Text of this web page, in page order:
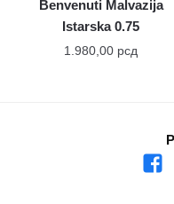
Benvenuti Malvazija
Istarska 0.75
1.980,00 рсд